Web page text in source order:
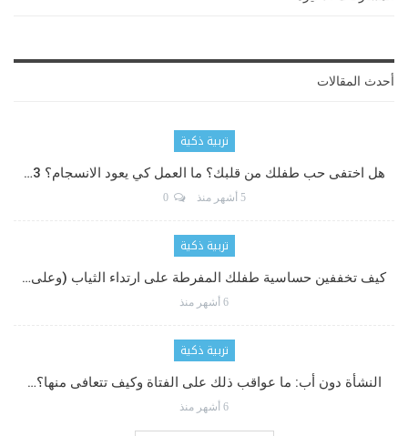
أحدث المقالات
تربية ذكية
هل اختفى حب طفلك من قلبك؟ ما العمل كي يعود الانسجام؟ 3…
5 أشهر منذ 0
تربية ذكية
كيف تخففين حساسية طفلك المفرطة على ارتداء الثياب (وعلى…
6 أشهر منذ
تربية ذكية
النشأة دون أب: ما عواقب ذلك على الفتاة وكيف تتعافى منها؟…
6 أشهر منذ